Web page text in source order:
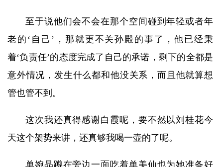
至于说他们会不会在那个空间碰到年轻或者年
老的‘自己’，那就更不关孙殿的事了，他已经秉
着‘负责任’的态度完成了自己的承诺，剩下的全都是
意外情况，发生什么都和他没关系，而且他就算想
管也管不到。
这次我还真得感谢白霞呢，要不然以刘桂花今
天这个架势来讲，还真够我喝一壶的了呢。
单婉晶蹲在旁边一面吃着单美仙也为她准备好